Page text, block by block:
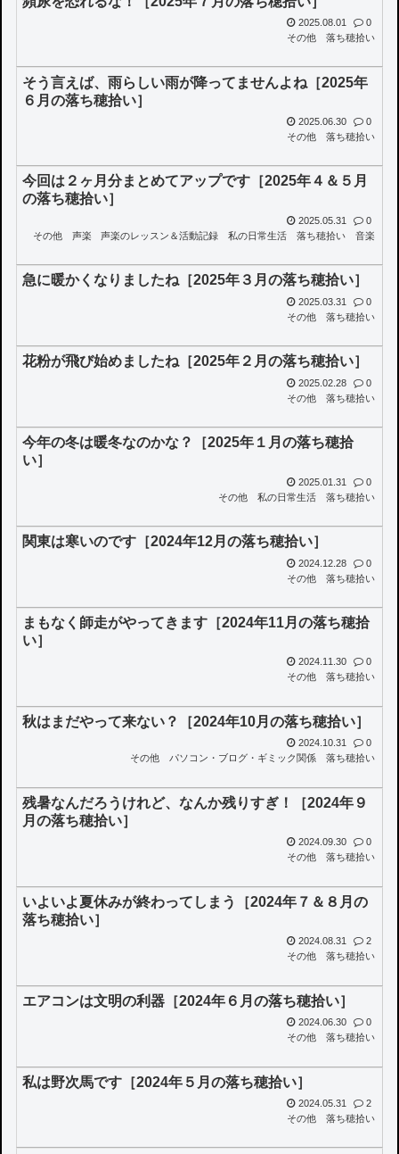
2025.08.01
0
その他
落ち穂拾い
そう言えば、雨らしい雨が降ってませんよね［2025年
６月の落ち穂拾い］
2025.06.30
0
その他
落ち穂拾い
今回は２ヶ月分まとめてアップです［2025年４＆５月
の落ち穂拾い］
2025.05.31
0
その他
声楽 声楽のレッスン＆活動記録 私の日常生活 落ち穂拾い 音楽
急に暖かくなりましたね［2025年３月の落ち穂拾い］
2025.03.31
0
その他
落ち穂拾い
花粉が飛び始めましたね［2025年２月の落ち穂拾い］
2025.02.28
0
その他
落ち穂拾い
今年の冬は暖冬なのかな？［2025年１月の落ち穂拾
い］
2025.01.31
0
その他
私の日常生活 落ち穂拾い
関東は寒いのです［2024年12月の落ち穂拾い］
2024.12.28
0
その他
落ち穂拾い
まもなく師走がやってきます［2024年11月の落ち穂拾
い］
2024.11.30
0
その他
落ち穂拾い
秋はまだやって来ない？［2024年10月の落ち穂拾い］
2024.10.31
0
その他
パソコン・ブログ・ギミック関係 落ち穂拾い
残暑なんだろうけれど、なんか残りすぎ！［2024年９
月の落ち穂拾い］
2024.09.30
0
その他
落ち穂拾い
いよいよ夏休みが終わってしまう［2024年７＆８月の
落ち穂拾い］
2024.08.31
2
その他
落ち穂拾い
エアコンは文明の利器［2024年６月の落ち穂拾い］
2024.06.30
0
その他
落ち穂拾い
私は野次馬です［2024年５月の落ち穂拾い］
2024.05.31
2
その他
落ち穂拾い